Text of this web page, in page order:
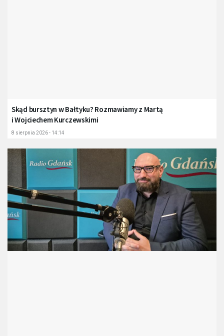
Skąd bursztyn w Bałtyku? Rozmawiamy z Martą
i Wojciechem Kurczewskimi
8 sierpnia 2026 - 14:14